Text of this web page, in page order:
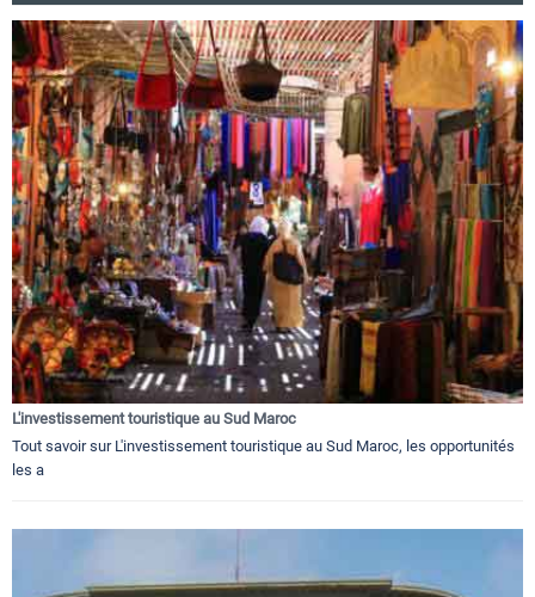
L'investissement touristique au Sud Maroc
Tout savoir sur L'investissement touristique au Sud Maroc, les opportunités
les a